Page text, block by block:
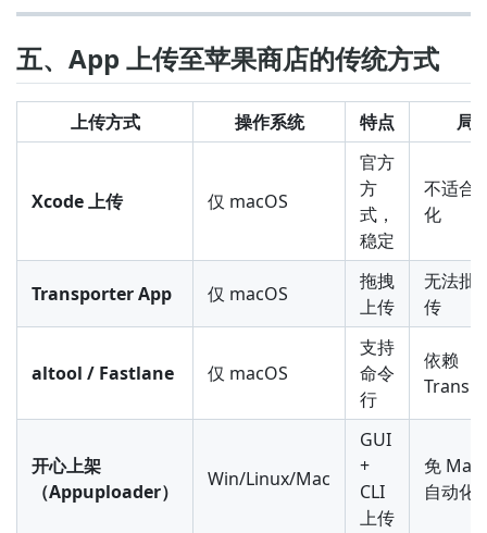
五、App 上传至苹果商店的传统方式
上传方式 操作系统 特点 局
Xcode 上传 仅 macOS
官方
方
式，
稳定
不适合
化
Transporter App 仅 macOS
拖拽
上传
无法批
传
altool / Fastlane 仅 macOS
支持
命令
行
依赖
开心上架
（Appuploader）
Win/Linux/Mac
GUI
+
CLI
上传
免 Mac
自动化